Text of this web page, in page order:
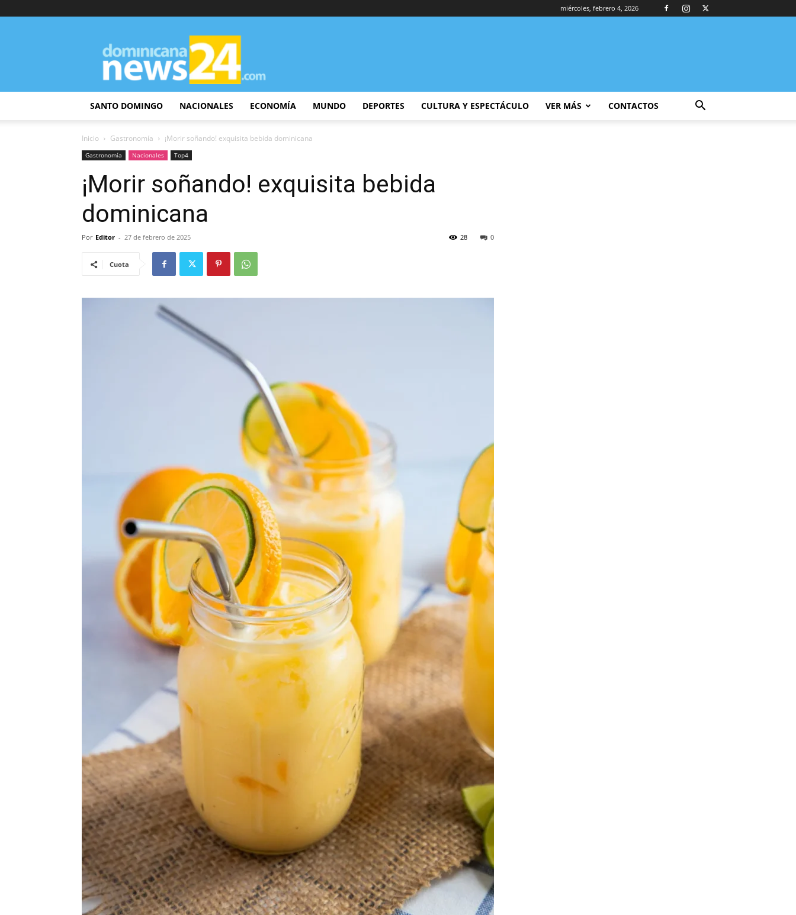
miércoles, febrero 4, 2026
DominicanaNews24
SANTO DOMINGO NACIONALES ECONOMÍA MUNDO DEPORTES CULTURA Y ESPECTÁCULO VER MÁS CONTACTOS
Inicio Gastronomía ¡Morir soñando! exquisita bebida dominicana
Gastronomía Nacionales Top4
¡Morir soñando! exquisita bebida
dominicana
Por Editor - 27 de febrero de 2025 0
28
Cuota